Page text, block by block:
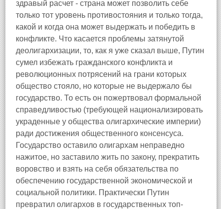
здравый расчет - страна может позволить себе
только тот уровень противостояния и только тогда,
какой и когда она может выдержать и победить в
конфликте. Что касается проблемы затянутой
деолигархизации, то, как я уже сказал выше, Путин
сумел избежать гражданского конфликта и
революционных потрясений на грани которых
общество стояло, но которые не выдержало бы
государство. То есть он пожертвовал формальной
справедливостью (требующей национализировать
украденные у общества олигархические империи)
ради достижения общественного консенсуса.
Государство оставило олигархам неправедно
нажитое, но заставило жить по закону, прекратить
воровство и взять на себя обязательства по
обеспечению государственной экономической и
социальной политики. Практически Путин
превратил олигархов в государственных топ-